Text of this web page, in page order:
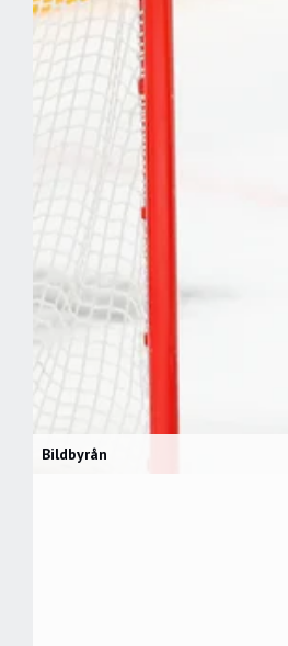
Bildbyrån